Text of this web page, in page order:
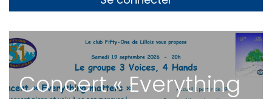
Concert « Everything